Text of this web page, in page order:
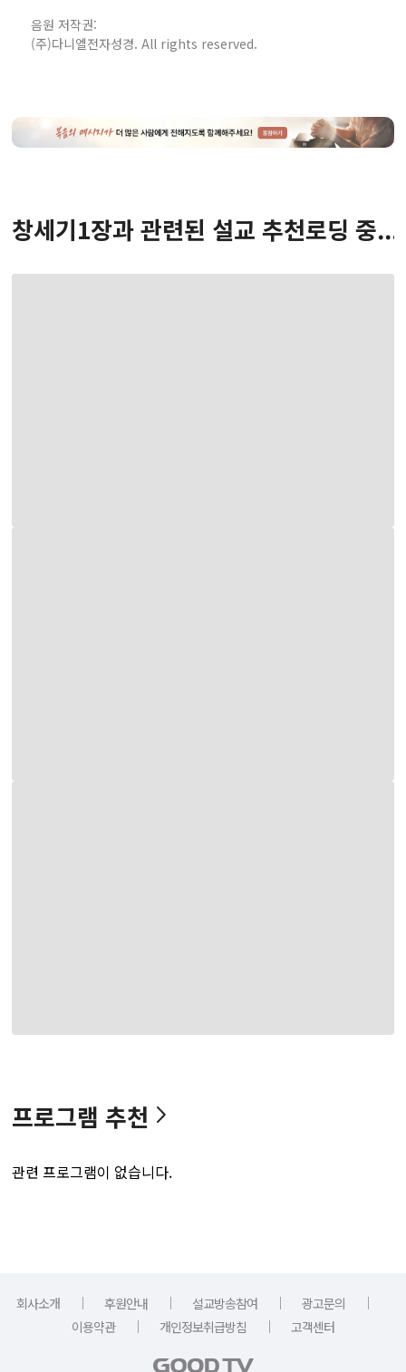
음원 저작권:
(주)다니엘전자성경. All rights reserved.
창세기1장과 관련된 설교 추천로딩 중...
프로그램 추천
관련 프로그램이 없습니다.
회사소개 ｜ 후원안내 ｜ 설교방송참여 ｜ 광고문의
｜
이용약관
｜ 개인정보취급방침 ｜ 고객센터